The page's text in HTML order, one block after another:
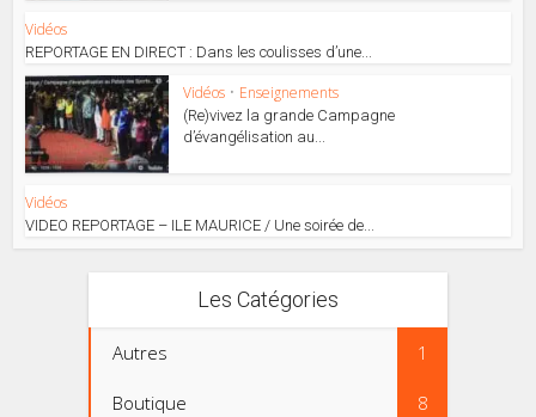
Vidéos
REPORTAGE EN DIRECT : Dans les coulisses d’une...
Vidéos • Enseignements
(Re)vivez la grande Campagne
d’évangélisation au...
Vidéos
VIDEO REPORTAGE – ILE MAURICE / Une soirée de...
Les Catégories
Autres 1
Boutique 8